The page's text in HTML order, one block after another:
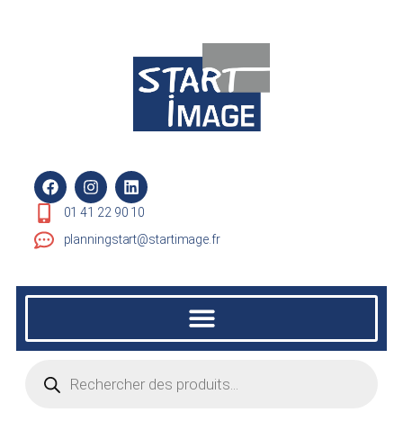
01 41 22 90 10
planningstart@startimage.fr